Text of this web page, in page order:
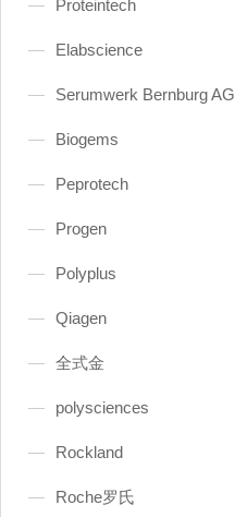
Proteintech
Elabscience
Serumwerk Bernburg AG
Biogems
Peprotech
Progen
Polyplus
Qiagen
全式金
polysciences
Rockland
Roche罗氏